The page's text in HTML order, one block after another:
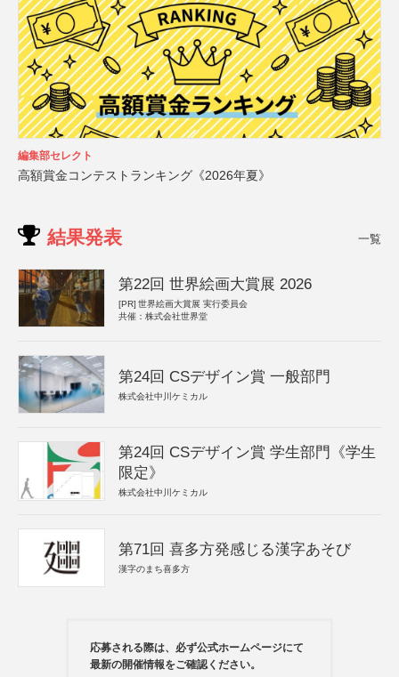
編集部セレクト
高額賞金コンテストランキング《2026年夏》
結果発表 一覧
第22回 世界絵画大賞展 2026
[PR] 世界絵画大賞展 実行委員会
共催：株式会社世界堂
第24回 CSデザイン賞 一般部門
株式会社中川ケミカル
第24回 CSデザイン賞 学生部門《学生
限定》
株式会社中川ケミカル
第71回 喜多方発感じる漢字あそび
漢字のまち喜多方
応募される際は、必ず公式ホームページにて
最新の開催情報をご確認ください。